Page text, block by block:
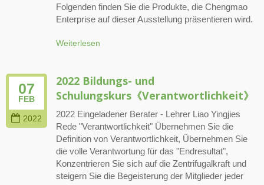
Folgenden finden Sie die Produkte, die Chengmao
Enterprise auf dieser Ausstellung präsentieren wird.
Weiterlesen
07
FEB
2022
2022 Bildungs- und
Schulungskurs《Verantwortlichkeit》
2022 Eingeladener Berater - Lehrer Liao Yingjies
Rede "Verantwortlichkeit" Übernehmen Sie die
Definition von Verantwortlichkeit, Übernehmen Sie
die volle Verantwortung für das "Endresultat",
Konzentrieren Sie sich auf die Zentrifugalkraft und
steigern Sie die Begeisterung der Mitglieder jeder